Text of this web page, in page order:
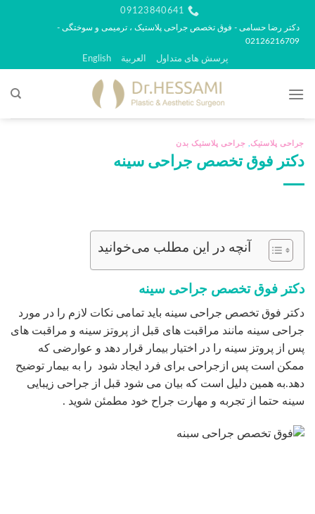
محتوا
09123840641
دکتر رضا حسامی - فوق تخصص جراحی پلاستیک ، ترمیمی و سوختگی -
02126216709
پرسش های متداول العربية English
جراحی پلاستیک جراحی پلاستیک بدن
دکتر فوق تخصص جراحی سینه
آنچه در این مطلب می‌خوانید
دکتر فوق تخصص جراحی سینه
دکتر فوق تخصص جراحی سینه باید تمامی نکات لازم را در مورد
جراحی سینه مانند مراقبت های قبل از پروتز سینه و مراقبت های
پس از پروتز سینه را در اختیار بیمار قرار دهد و عوارضی که
ممکن است پس ازجراحی برای فرد ایجاد شود را به بیمار توضیح
دهد.به همین دلیل است که بیان می شود قبل از جراحی زیبایی
سینه حتما از تجربه و مهارت جراح خود مطمئن شوید .